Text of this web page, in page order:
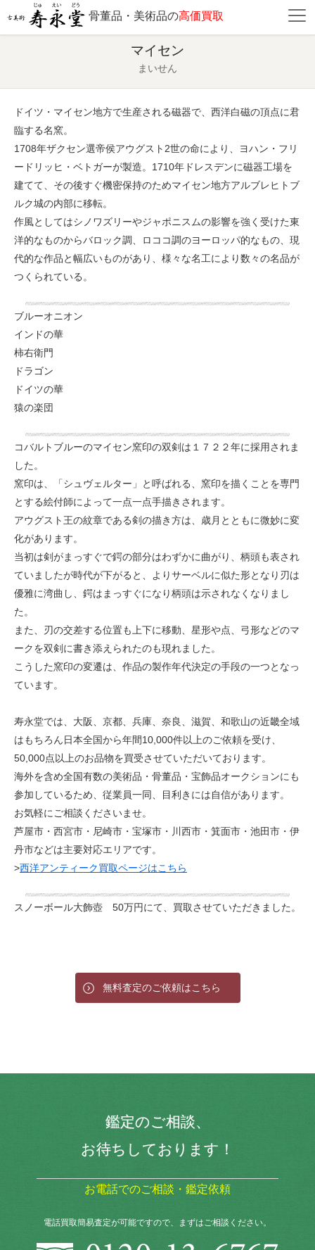
骨董品・美術品の高価買取
マイセン
まいせん
ドイツ・マイセン地方で生産される磁器で、西洋白磁の頂点に君
臨する名窯。
1708年ザクセン選帝侯アウグスト2世の命により、ヨハン・フリ
ードリッヒ・ベトガーが製造。1710年ドレスデンに磁器工場を
建てて、その後すぐ機密保持のためマイセン地方アルブレヒトブ
ルク城の内部に移転。
作風としてはシノワズリーやジャポニスムの影響を強く受けた東
洋的なものからバロック調、ロココ調のヨーロッパ的なもの、現
代的な作品と幅広いものがあり、様々な名工により数々の名品が
つくられている。
ブルーオニオン
インドの華
柿右衛門
ドラゴン
ドイツの華
猿の楽団
コバルトブルーのマイセン窯印の双剣は１７２２年に採用されま
した。
窯印は、「シュヴェルター」と呼ばれる、窯印を描くことを専門
とする絵付師によって一点一点手描きされます。
アウグスト王の紋章である剣の描き方は、歳月とともに微妙に変
化があります。
当初は剣がまっすぐで鍔の部分はわずかに曲がり、柄頭も表され
ていましたが時代が下がると、よりサーベルに似た形となり刃は
優雅に湾曲し、鍔はまっすぐになり柄頭は示されなくなりまし
た。
また、刃の交差する位置も上下に移動、星形や点、弓形などのマ
ークを双剣に書き添えられたのも現れました。
こうした窯印の変遷は、作品の製作年代決定の手段の一つとなっ
ています。
寿永堂では、大阪、京都、兵庫、奈良、滋賀、和歌山の近畿全域
はもちろん日本全国から年間10,000件以上のご依頼を受け、
50,000点以上のお品物を買受させていただいております。
海外を含め全国有数の美術品・骨董品・宝飾品オークションにも
参加しているため、従業員一同、目利きには自信があります。
お気軽にご相談くださいませ。
芦屋市・西宮市・尼崎市・宝塚市・川西市・箕面市・池田市・伊
丹市などは主要対応エリアです。
>西洋アンティーク買取ページはこちら
スノーボール大飾壺 50万円にて、買取させていただきました。
無料査定のご依頼はこちら
鑑定のご相談、
お待ちしております！
お電話でのご相談・鑑定依頼
電話買取簡易査定が可能ですので、まずはご相談ください。